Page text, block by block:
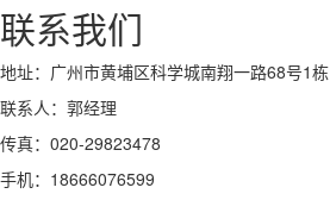
联系我们
地址：广州市黄埔区科学城南翔一路68号1栋
联系人：郭经理
传真：020-29823478
手机：18666076599